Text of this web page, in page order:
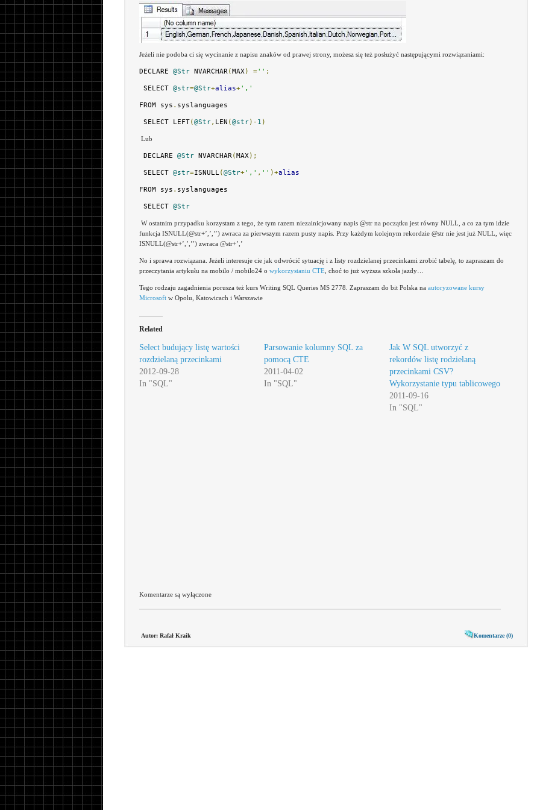
Jeżeli nie podoba ci się wycinanie z napisu znaków od prawej strony, możesz się też posłużyć następującymi rozwiązaniami:
DECLARE @Str NVARCHAR(MAX) ='' ;
SELECT @str=@Str+alias+','
FROM sys . syslanguages
SELECT LEFT(@Str, LEN (@str)- 1 )
Lub
DECLARE @Str NVARCHAR(MAX);
SELECT @str=ISNULL(@Str+',' , '' )+alias
FROM sys . syslanguages
SELECT @Str
W ostatnim przypadku korzystam z tego, że tym razem niezainicjowany napis @str na początku jest równy NULL, a co za tym idzie
funkcja ISNULL(@str+’,’,’’) zwraca za pierwszym razem pusty napis. Przy każdym kolejnym rekordzie @str nie jest już NULL, więc
ISNULL(@str+’,’,’’) zwraca @str+’,’
No i sprawa rozwiązana. Jeżeli interesuje cie jak odwrócić sytuację i z listy rozdzielanej przecinkami zrobić tabelę, to zapraszam do
przeczytania artykułu na mobilo / mobilo24 o wykorzystaniu CTE, choć to już wyższa szkoła jazdy…
Tego rodzaju zagadnienia porusza też kurs Writing SQL Queries MS 2778. Zapraszam do bit Polska na autoryzowane kursy
Microsoft w Opolu, Katowicach i Warszawie
Related
Select budujący listę wartości
rozdzielaną przecinkami
2012-09-28
In "SQL"
Parsowanie kolumny SQL za
pomocą CTE
2011-04-02
In "SQL"
Jak W SQL utworzyć z
rekordów listę rodzielaną
przecinkami CSV?
Wykorzystanie typu tablicowego
2011-09-16
In "SQL"
Komentarze są wyłączone
Autor: Rafał Kraik Komentarze (0)